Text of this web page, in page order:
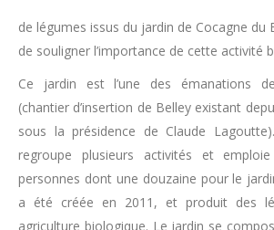
de légumes issus du jardin de Cocagne du
de souligner l’importance de cette activité
Ce jardin est l’une des émanations
(chantier d’insertion de Belley existant
sous la présidence de Claude
regroupe plusieurs activités et
personnes dont une douzaine pour le
a été créée en 2011, et produit des
agriculture biologique. Le jardin se